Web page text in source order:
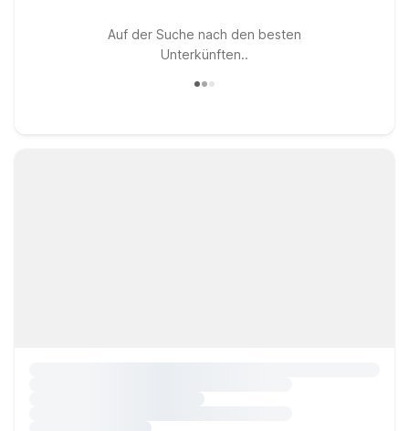
Auf der Suche nach den besten
Unterkünften..